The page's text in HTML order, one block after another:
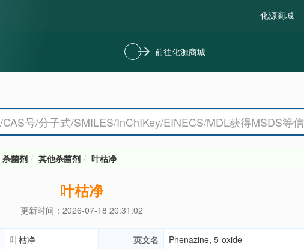
化源商城
前往化源商城
杀菌剂 其他杀菌剂 叶枯净
叶枯净
更新时间：2026-07-18 20:31:02
叶枯净 英文名
Phenazine, 5-oxide